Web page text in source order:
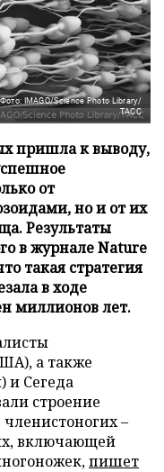
Фото: IMAGO/Science Photo Library/
ТАСС
пришла к выводу,
от
но и от их
Результаты
в журнале Nature
такая стратегия
в ходе
миллионов лет.
а также
и Сегеда
строение
–
включающей
пишет